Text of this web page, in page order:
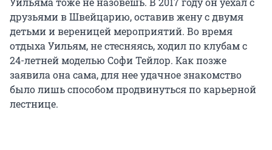
друзьями в Швейцарию, оставив жену с двумя
детьми и вереницей мероприятий. Во время
отдыха Уильям, не стесняясь, ходил по клубам с
24-летней моделью Софи Тейлор. Как позже
заявила она сама, для нее удачное знакомство
было лишь способом продвинуться по карьерной
лестнице.